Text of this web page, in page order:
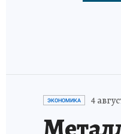
ЭКОНОМИКА 4